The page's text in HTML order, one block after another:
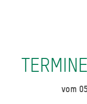
vom